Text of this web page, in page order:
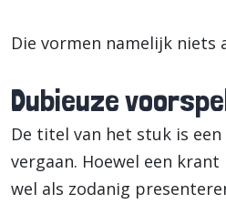
Die vormen namelijk niets
Dubieuze
De titel van het stuk is
vergaan. Hoewel een
wel als zodanig